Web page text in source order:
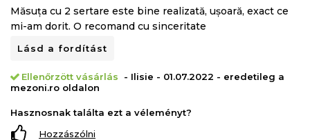
Măsuța cu 2 sertare este bine realizată, ușoară, exact ce
mi-am dorit. O recomand cu sinceritate
Lásd a fordítást
Ellenőrzött vásárlás
- Ilisie - 01.07.2022 - eredetileg a
mezoni.ro oldalon
Hasznosnak találta ezt a véleményt?
Hozzászólni